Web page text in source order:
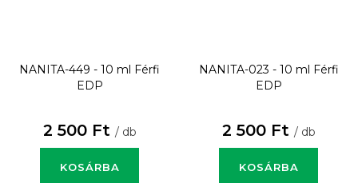
NANITA-449 - 10 ml
Férfi
EDP
2 500 Ft / db
KOSÁRBA
NANITA-023 - 10 ml
Férfi
EDP
2 500 Ft / db
KOSÁRBA